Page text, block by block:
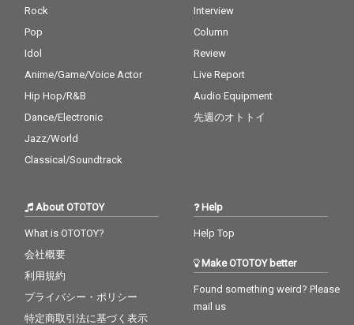
Rock
Pop
Idol
Anime/Game/Voice Actor
Hip Hop/R&B
Dance/Electronic
Jazz/World
Classical/Soundtrack
Interview
Column
Review
Live Report
Audio Equipment
先週のオトトイ
About OTOTOY
What is OTOTOY?
会社概要
利用規約
プライバシー・ポリシー
特定商取引法に基づく表示
Help
Help Top
Make OTOTOY better
Found something weird? Please
mail us